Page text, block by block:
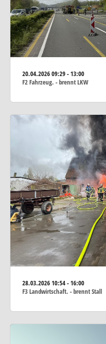
20.04.202609:29 - 13:00
F2 Fahrzeug. - brennt LKW
28.03.202610:54 - 16:00
F3 Landwirtschaft. - brennt Stall